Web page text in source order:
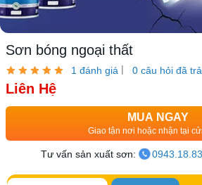
Sơn bóng ngoại thất
1 đánh giá | 0 câu hỏi đã
Liên Hệ
MUA NGAY
Giao tận nơi hoặc nhận tại
Tư vấn sản xuất sơn: